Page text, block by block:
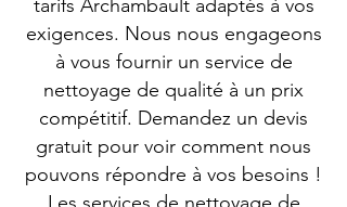
tarifs Archambault adaptés à vos
exigences. Nous nous engageons
à vous fournir un service de
nettoyage de qualité à un prix
compétitif. Demandez un devis
gratuit pour voir comment nous
pouvons répondre à vos besoins !